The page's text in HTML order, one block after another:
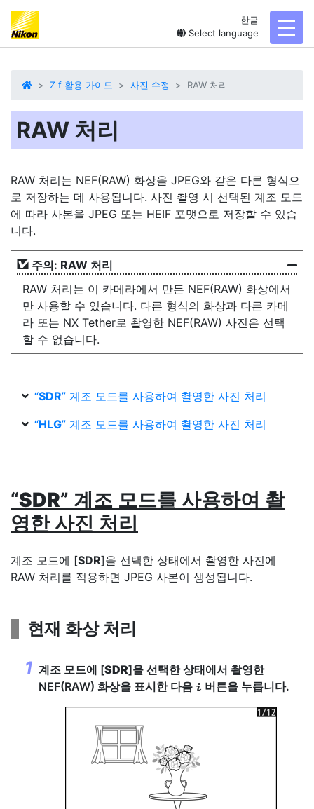
한글
Select language
Z f 활용 가이드 사진 수정 RAW 처리
RAW 처리
RAW 처리는 NEF(RAW) 화상을 JPEG와 같은 다른 형식으
로 저장하는 데 사용됩니다. 사진 촬영 시 선택된 계조 모드
에 따라 사본을 JPEG 또는 HEIF 포맷으로 저장할 수 있습
니다.
주의: RAW 처리
RAW 처리는 이 카메라에서 만든 NEF(RAW) 화상에서
만 사용할 수 있습니다. 다른 형식의 화상과 다른 카메
라 또는 NX Tether로 촬영한 NEF(RAW) 사진은 선택
할 수 없습니다.
“SDR” 계조 모드를 사용하여 촬영한 사진 처리
“HLG” 계조 모드를 사용하여 촬영한 사진 처리
“SDR” 계조 모드를 사용하여 촬
영한 사진 처리
계조 모드에 [SDR]을 선택한 상태에서 촬영한 사진에
RAW 처리를 적용하면 JPEG 사본이 생성됩니다.
현재 화상 처리
계조 모드에 [SDR]을 선택한 상태에서 촬영한
NEF(RAW) 화상을 표시한 다음 i 버튼을 누릅니다.